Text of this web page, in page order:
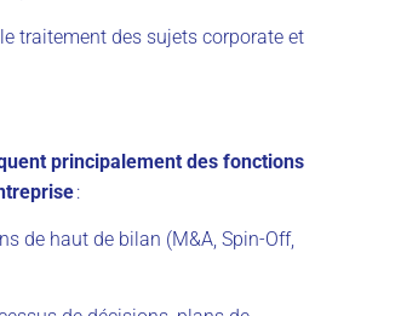
traitement des sujets corporate et
principalement des fonctions
:
de haut de bilan (M&A, Spin-Off,